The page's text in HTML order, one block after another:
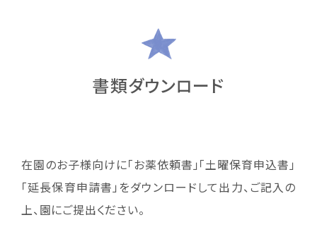
書類ダウンロード
在園のお子様向けに「お薬依頼書」「土曜保育申込書」
「延長保育申請書」をダウンロードして出力、ご記入の
上、園にご提出ください。